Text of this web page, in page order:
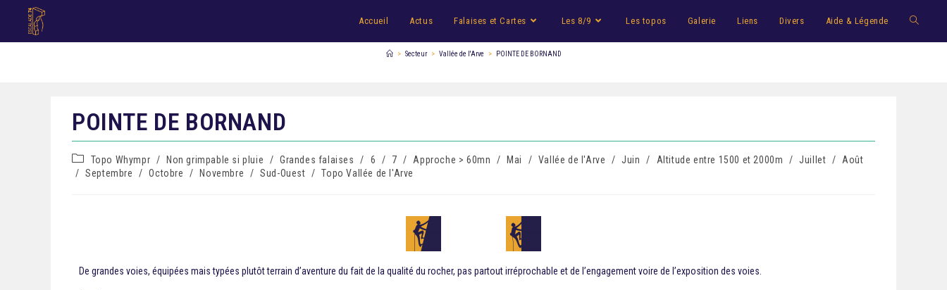
Accueil Actus Falaises et Cartes Les 8/9 Les topos Galerie Liens Divers Aide & Légende
> Secteur > Vallée de l'Arve > POINTE DE BORNAND
POINTE DE BORNAND
Topo Whympr / Non grimpable si pluie / Grandes falaises / 6 / 7 / Approche > 60mn / Mai / Vallée de l'Arve / Juin / Altitude entre 1500 et 2000m / Juillet /
Août
/ Septembre / Octobre / Novembre / Sud-Ouest / Topo Vallée de l'Arve
De grandes voies, équipées mais typées plutôt terrain d’aventure du fait de la qualité du rocher, pas partout irréprochable et de l’engagement voire de l’exposition des voies.